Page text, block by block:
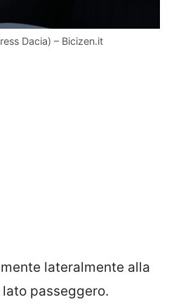
Dacia) – Bicizen.it
lateralmente alla
passeggero.